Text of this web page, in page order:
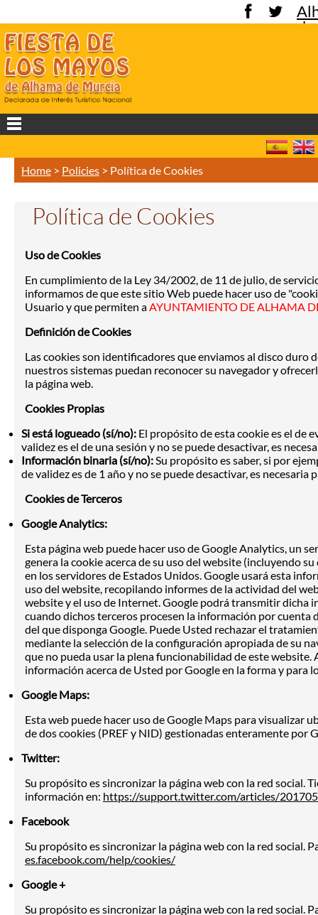
de
Home > Policies > Política de Cookies
Política de Cookies
Uso de Cookies
En cumplimiento de la Ley 34/2002, de 11 de julio, de
informamos de que este sitio Web puede hacer uso de
Usuario y que permiten aAYUNTAMIENTO DE ALHAMA
Definición de Cookies
Las cookies son identificadores que enviamos al disco duro
nuestros sistemas puedan reconocer su navegador y
la página web.
Cookies Propias
Si está logueado (sí/no): El propósito de esta cookie es el de
validez es el de una sesión y no se puede desactivar, es
Información binaria (sí/no):Su propósito es saber, si por
de validez es de 1 año y no se puede desactivar, es
Cookies de Terceros
Google Analytics:
Esta página web puede hacer uso de Google Analytics, un
genera la cookie acerca de su uso del website (incluyendo
en los servidores de Estados Unidos. Google usará esta
uso del website, recopilando informes de la actividad del
website y el uso de Internet. Google podrá transmitir dicha
cuando dichos terceros procesen la información por cuenta
del que disponga Google. Puede Usted rechazar el
mediante la selección de la configuración apropiada de su
que no pueda usar la plena funcionabilidad de este
información acerca de Usted por Google en la forma y para
Google Maps:
Esta web puede hacer uso de Google Maps para visualizar
de dos cookies (PREF y NID) gestionadas enteramente por
Twitter:
Su propósito es sincronizar la página web con la red social.
información en: https://support.twitter.com/articles/
Facebook
Su propósito es sincronizar la página web con la red social.
es.facebook.com/help/cookies/
Google +
Su propósito es sincronizar la página web con la red social.